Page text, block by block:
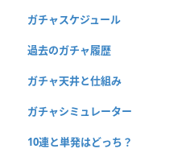
ガチャスケジュール
過去のガチャ履歴
ガチャ天井と仕組み
ガチャシミュレーター
10連と単発はどっち？